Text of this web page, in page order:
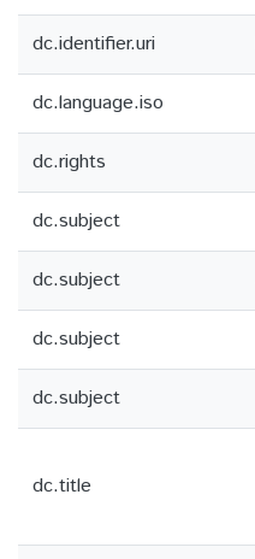
dc.identifier.uri
dc.language.iso
dc.rights
dc.subject
dc.subject
dc.subject
dc.subject
dc.title